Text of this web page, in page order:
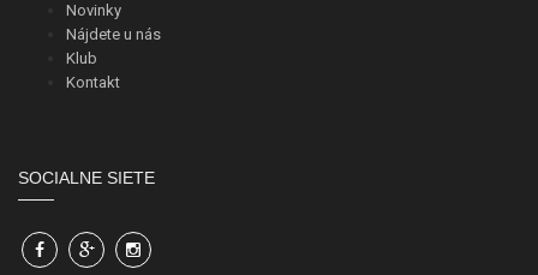
Novinky
Nájdete u nás
Klub
Kontakt
SOCIALNE SIETE